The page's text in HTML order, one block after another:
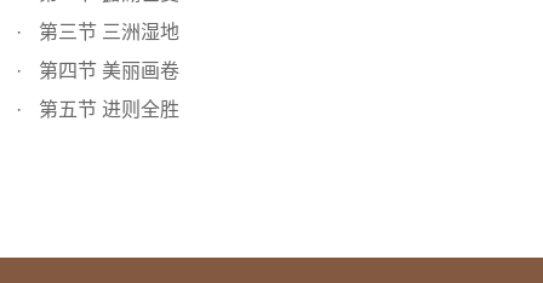
第三节 三洲湿地
第四节 美丽画卷
第五节 进则全胜